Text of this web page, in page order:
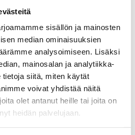
sisällön ja mainosten
median ominaisuuksien
analysoimiseen. Lisäksi
mainosalan ja analytiikka-
tietoja siitä, miten käytät
voivat yhdistää näitä
olet antanut heille tai joita on
heidän palvelujaan.
hyväksyminen
käynnistäminen 2016
kiinteistö- ja asunto-
tarkastelun ja
varautumisena
muutoksiin
/ Cadsam Ky
ja vanhuspalveluiden
toimiksi
hyväksyminen / Rautalammin
asioista